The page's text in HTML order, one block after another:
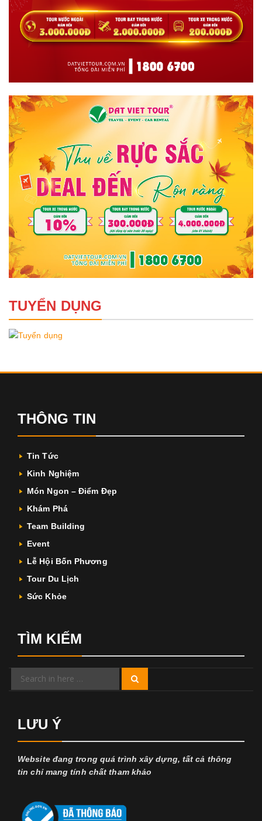
TUYỂN DỤNG
THÔNG TIN
Tin Tức
Kinh Nghiệm
Món Ngon – Điểm Đẹp
Khám Phá
Team Building
Event
Lễ Hội Bốn Phương
Tour Du Lịch
Sức Khỏe
TÌM KIẾM
Search
LƯU Ý
Website đang trong quá trình xây dựng, tất cả thông
tin chỉ mang tính chất tham khảo